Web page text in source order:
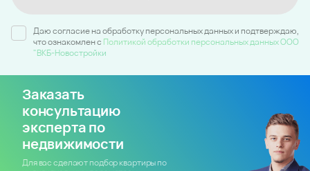
Даю согласие на обработку персональных данных и подтверждаю,
что ознакомлен c Политикой обработки персональных данных ООО
"ВКБ-Новостройки
Заказать
консультацию
эксперта по
недвижимости
Для вас сделают подбор квартиры по